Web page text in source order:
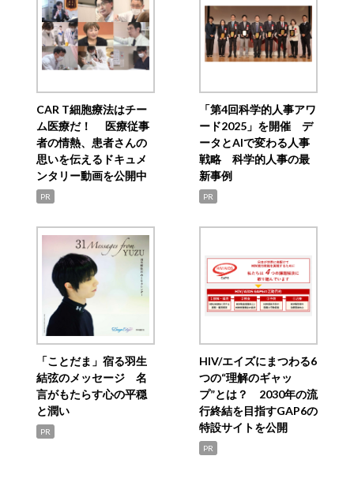
CAR T細胞療法はチー
ム医療だ！ 医療従事
者の情熱、患者さんの
思いを伝えるドキュメ
ンタリー動画を公開中
PR
「第4回科学的人事アワ
ード2025」を開催 デ
ータとAIで変わる人事
戦略 科学的人事の最
新事例
PR
「ことだま」宿る羽生
結弦のメッセージ 名
言がもたらす心の平穏
と潤い
PR
HIV/エイズにまつわる6
つの“理解のギャッ
プ”とは？ 2030年の流
行終結を目指すGAP6の
特設サイトを公開
PR